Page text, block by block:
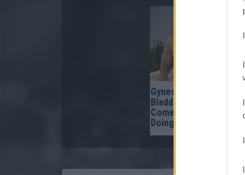
Gynecologist in
Bladder Leakage
Comes Down to 1
Doing This)